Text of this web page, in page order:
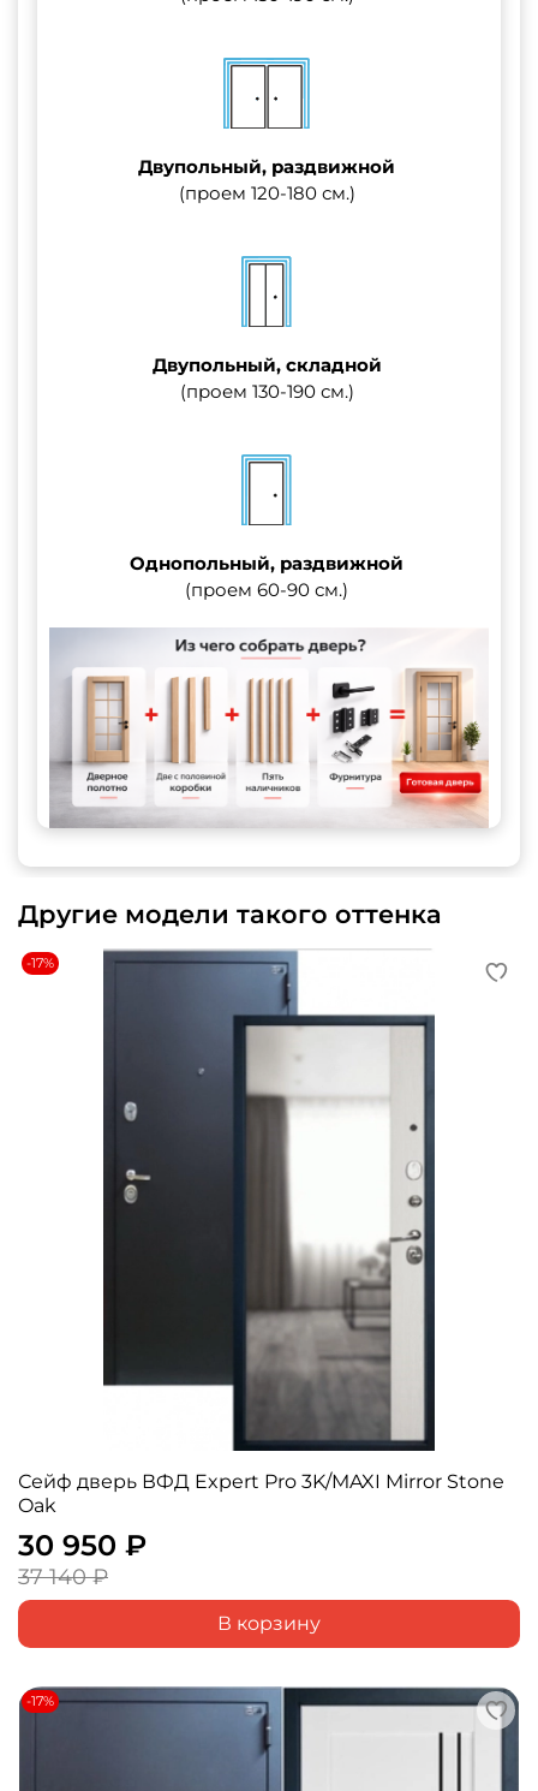
Двупольный, раздвижной
(проем 120-180 см.)
Двупольный, складной
(проем 130-190 см.)
Однопольный, раздвижной
(проем 60-90 см.)
Другие модели такого оттенка
-17%
Сейф дверь ВФД Expert Pro 3K/MAXI Mirror Stone
Oak
30 950 ₽
37 140 ₽
В корзину
-17%